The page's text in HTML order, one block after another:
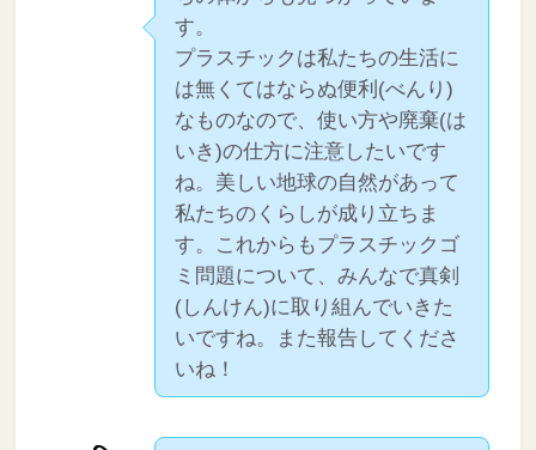
す。
プラスチックは私たちの生活に
は無くてはならぬ便利(べんり)
なものなので、使い方や廃棄(は
いき)の仕方に注意したいです
ね。美しい地球の自然があって
私たちのくらしが成り立ちま
す。これからもプラスチックゴ
ミ問題について、みんなで真剣
(しんけん)に取り組んでいきた
いですね。また報告してくださ
いね！